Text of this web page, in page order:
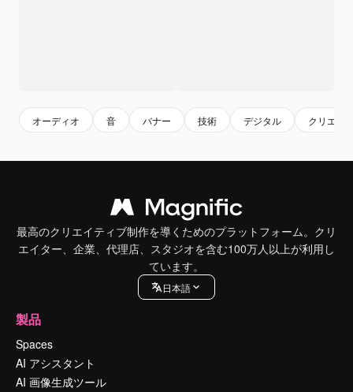
オーディオ 音 バナー 技術 デジタル クリエイ
最高のクリエイティブ制作を導くためのプラットフォーム。クリ
エイター、企業、代理店、スタジオを含む100万人以上が利用し
ています。
日本語
製品
Spaces
AI アシスタント
AI 画像生成ツール